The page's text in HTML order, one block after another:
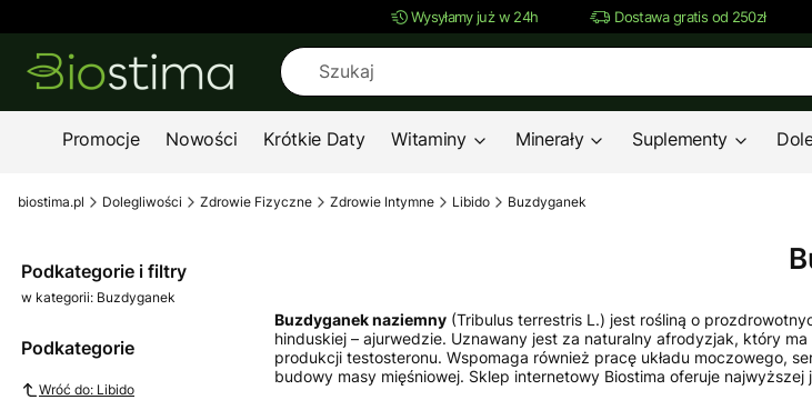
Wysyłamy już w 24h Dostawa gratis od 250zł
Promocje Nowości Krótkie Daty Witaminy Minerały Suplementy
biostima.pl Dolegliwości Zdrowie Fizyczne Zdrowie Intymne Libido Buzdyganek
Podkategorie i filtry
w kategorii: Buzdyganek
Podkategorie
Wróć do: Libido
Buzdyganek naziemny (Tribulus terrestris L.) jest rośliną o
hinduskiej – ajurwedzie. Uznawany jest za naturalny afrodyzjak, który
produkcji testosteronu. Wspomaga również pracę układu moczowego,
budowy masy mięśniowej. Sklep internetowy Biostima oferuje